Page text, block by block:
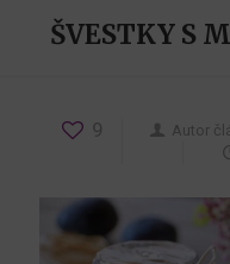
ŠVESTKY S
9 Autor